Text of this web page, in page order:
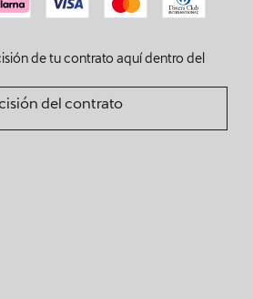
de tu contrato aquí dentro del
del contrato